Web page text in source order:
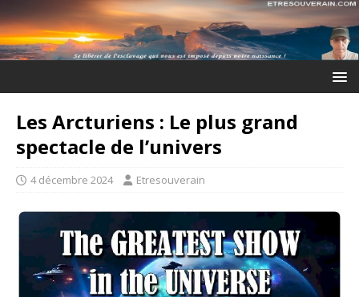
Les Arcturiens : Le plus grand
spectacle de l’univers
4 décembre 2024 Etresouverain